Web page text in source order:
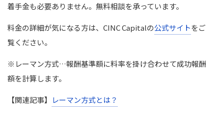
着手金も必要ありません。無料相談を承っています。
料金の詳細が気になる方は、 CINC Capitalの公式サイトをご
覧ください。
※レーマン方式…報酬基準額に料率を掛け合わせて成功報酬
額を計算します。
【関連記事】 レーマン方式とは？